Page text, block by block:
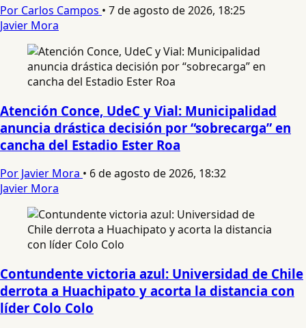
Por Carlos Campos • 7 de agosto de 2026, 18:25
Javier Mora
Atención Conce, UdeC y Vial: Municipalidad
anuncia drástica decisión por “sobrecarga” en
cancha del Estadio Ester Roa
Por Javier Mora • 6 de agosto de 2026, 18:32
Javier Mora
Contundente victoria azul: Universidad de Chile
derrota a Huachipato y acorta la distancia con
líder Colo Colo